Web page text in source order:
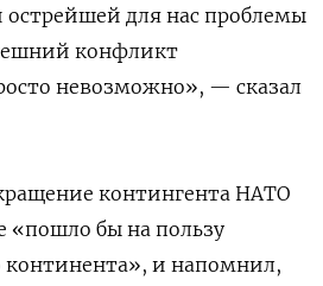
для нас проблемы
конфликт
невозможно», — сказал
контингента НАТО
«пошло бы на пользу
континента», и напомнил,